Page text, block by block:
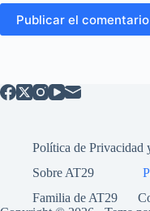
Publicar el comentario
Política de Privacidad
Sobre AT29
Familia de AT29